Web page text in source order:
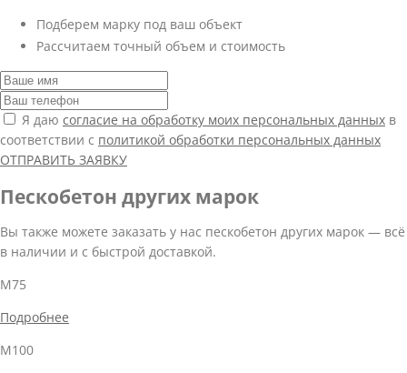
Подберем марку под ваш объект
Рассчитаем точный объем и стоимость
Я даю согласие на обработку моих персональных данных в
соответствии с политикой обработки персональных данных
ОТПРАВИТЬ ЗАЯВКУ
Пескобетон других марок
Вы также можете заказать у нас пескобетон других марок — всё
в наличии и с быстрой доставкой.
М75
Подробнее
М100